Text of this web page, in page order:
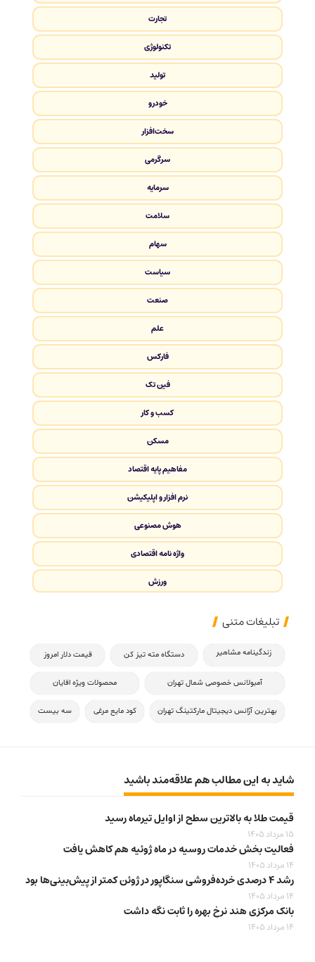
تجارت
تکنولوژی
تولید
خودرو
سخت‌افزار
سرگرمی
سرمایه
سلامت
سهام
سیاست
صنعت
علم
فارکس
فین تک
کسب و کار
مسکن
مفاهیم پایه اقتصاد
نرم افزار و اپلیکیشن
هوش مصنوعی
واژه نامه اقتصادی
ورزش
تبلیغات متنی
زندگینامه مشاهیر دستگاه مته تیز کن قیمت دلار امروز
آمبولانس خصوصی شمال تهران محصولات ویژه اقایان
بهترین آژانس دیجیتال مارکتینگ تهران کود مایع مرغی سه بیست
شاید به این مطالب هم علاقه‌مند باشید
قیمت طلا به بالاترین سطح از اوایل تیرماه رسید
15 مرداد 1405
فعالیت بخش خدمات روسیه در ماه ژوئیه هم کاهش یافت
14 مرداد 1405
رشد ۴ درصدی خرده‌فروشی سنگاپور در ژوئن کمتر از پیش‌بینی‌ها بود
14 مرداد 1405
بانک مرکزی هند نرخ بهره را ثابت نگه داشت
14 مرداد 1405